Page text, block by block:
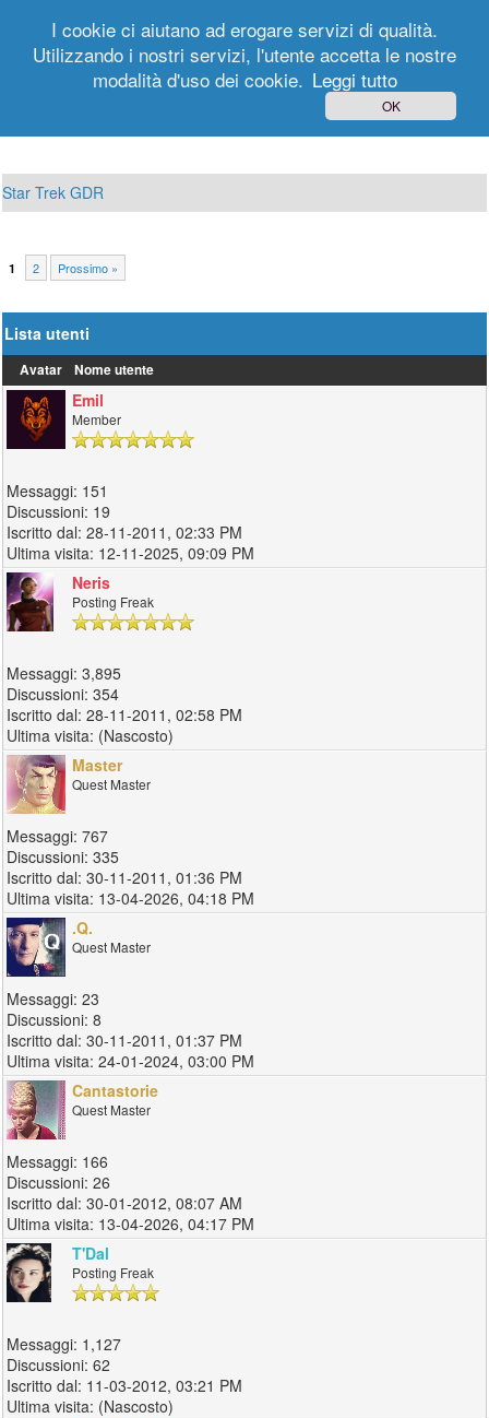
Registrati
Star Trek GDR
1 2 Prossimo »
Lista utenti
Avatar Nome utente
Emil
Member
151
19
28-11-2011, 02:33 PM
12-11-2025, 09:09 PM
Neris
Posting Freak
3,895
354
28-11-2011, 02:58 PM
(Nascosto)
Master
Quest Master
767
335
30-11-2011, 01:36 PM
13-04-2026, 04:18 PM
.Q.
Quest Master
23
8
30-11-2011, 01:37 PM
24-01-2024, 03:00 PM
Cantastorie
Quest Master
166
26
30-01-2012, 08:07 AM
13-04-2026, 04:17 PM
T'Dal
Posting Freak
1,127
62
11-03-2012, 03:21 PM
(Nascosto)
I cookie ci aiutano ad erogare servizi di qualità.
Utilizzando i nostri servizi, l'utente accetta le nostre
modalità d'uso dei cookie. Leggi tutto
OK